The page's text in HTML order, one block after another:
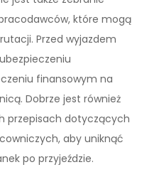
które mogą
Przed wyjazdem
finansowym na
Dobrze jest również
przepisach dotyczących
aby uniknąć
po przyjeździe.